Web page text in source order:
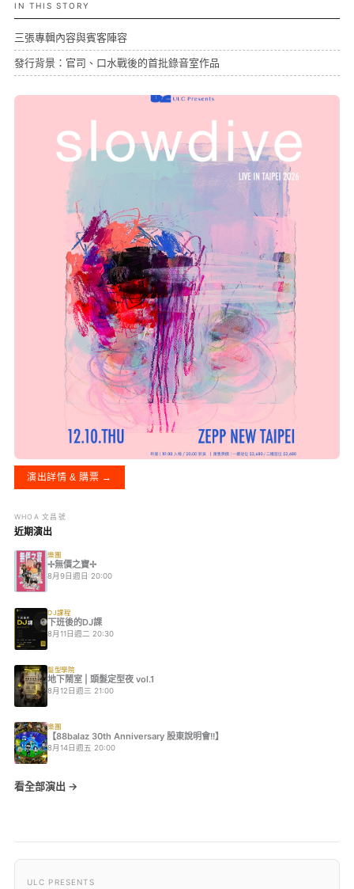
IN THIS STORY
三張專輯內容與賓客陣容
發行背景：官司、口水戰後的首批錄音室作品
演出詳情 & 購票 →
WHOA 文昌號
近期演出
樂團
✢無價之寶✢
8月9日週日 20:00
DJ課程
下班後的DJ課
8月11日週二 20:30
髮型學院
地下鬧室 | 頭髮定型夜 vol.1
8月12日週三 21:00
樂團
【88balaz 30th Anniversary 股東說明會!!】
8月14日週五 20:00
看全部演出 →
ULC PRESENTS